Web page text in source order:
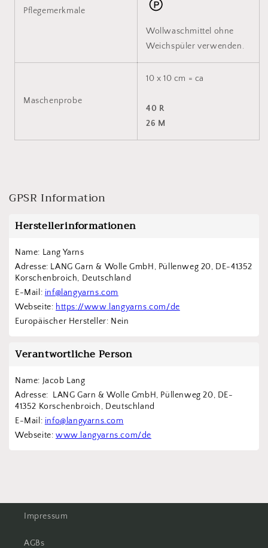
Pflegemerkmale
Wollwaschmittel ohne
Weichspüler verwenden.
Maschenprobe
10 x 10 cm = ca
40 R
26 M
GPSR Information
Herstellerinformationen
Name: Lang Yarns
Adresse: LANG Garn & Wolle GmbH, Püllenweg 20, DE-41352
Korschenbroich, Deutschland
E-Mail: inf@langyarns.com
Webseite: https://www.langyarns.com/de
Europäischer Hersteller: Nein
Verantwortliche Person
Name: Jacob Lang
Adresse:  LANG Garn & Wolle GmbH, Püllenweg 20, DE-
41352 Korschenbroich, Deutschland
E-Mail: info@langyarns.com
Webseite: www.langyarns.com/de
Impressum
AGBs